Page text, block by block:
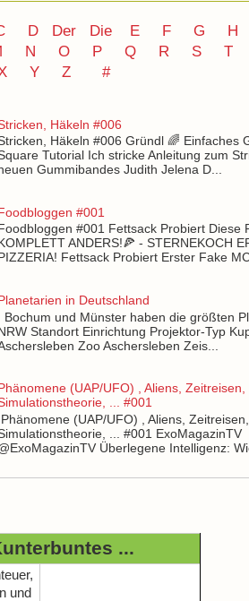
D Der Die E F G
H
N O P Q R S
T
Y Z #
Häkeln #006
Häkeln #006 Gründl 🌈 Einfaches
Tutorial Ich stricke Anleitung zum
Gummibandes Judith Jelena D...
#001
#001 Fettsack Probiert Diese
ANDERS!🍕 - STERNEKOCH
Fettsack Probiert Erster Fake
in Deutschland
Bochum und Münster haben die größten
Standort Einrichtung Projektor-Typ
Zoo Aschersleben Zeis...
(UAP/UFO) , Aliens, Zeitreisen,
... #001
Phänomene (UAP/UFO) , Aliens, Zeitreisen,
... #001 ExoMagazinTV
Überlegene Intelligenz:
...
und